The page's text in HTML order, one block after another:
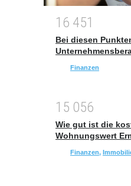
1 6 451
Bei diesen
Finanzen
1 5 056
Wie gut ist die
Wohnungswert
Finanzen,